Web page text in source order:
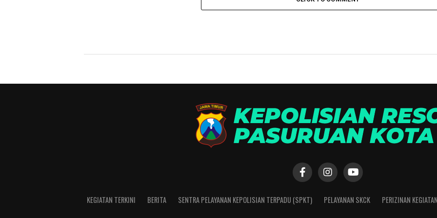
KEGIATAN TERKINI BERITA SENTRA PELAYANAN KEPOLISIAN TERPADU (SPKT) PELAYANAN SKCK PERIZINAN KEGIATAN